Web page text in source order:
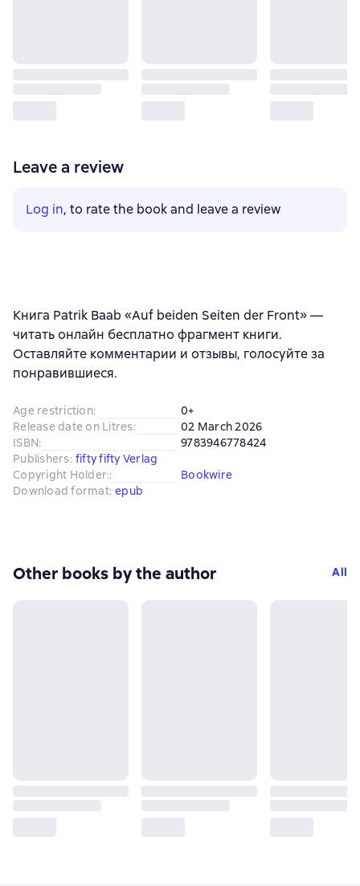
Leave a review
Log in, to rate the book and leave a review
Книга Patrik Baab «Auf beiden Seiten der Front» —
читать онлайн бесплатно фрагмент книги.
Оставляйте комментарии и отзывы, голосуйте за
понравившиеся.
Age restriction:
0+
Release date on Litres:
02 March 2026
ISBN:
9783946778424
Publishers: fifty fifty Verlag
Copyright Holder::
Bookwire
Download format: epub
Other books by the author All